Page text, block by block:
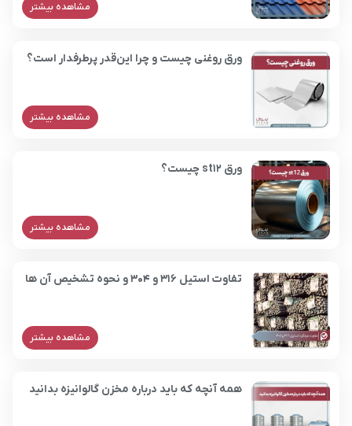
مشاهده بیشتر
ورق روغنی چیست و چرا این‌قدر پرطرفدار است؟
مشاهده بیشتر
ورق st12 چیست؟
مشاهده بیشتر
تفاوت استیل 316 و 304 و نحوه تشخیص آن ها
مشاهده بیشتر
همه آنچه که باید درباره مخزن گالوانیزه بدانید